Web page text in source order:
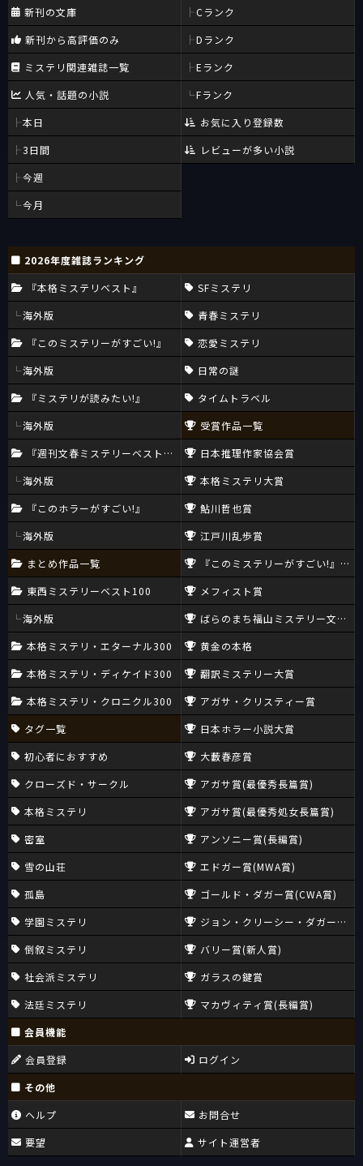
新刊の文庫
新刊から高評価のみ
ミステリ関連雑誌一覧
人気・話題の小説
本日
3日間
今週
今月
Cランク
Dランク
Eランク
Fランク
お気に入り登録数
レビューが多い小説
2026年度雑誌ランキング
『本格ミステリベスト』
海外版
『このミステリーがすごい!』
海外版
『ミステリが読みたい!』
海外版
『週刊文春ミステリーベスト10』
海外版
『このホラーがすごい!』
海外版
まとめ作品一覧
東西ミステリーベスト100
海外版
本格ミステリ・エターナル300
本格ミステリ・ディケイド300
本格ミステリ・クロニクル300
タグ一覧
初心者におすすめ
クローズド・サークル
本格ミステリ
密室
雪の山荘
孤島
学園ミステリ
倒叙ミステリ
社会派ミステリ
法廷ミステリ
SFミステリ
青春ミステリ
恋愛ミステリ
日常の謎
タイムトラベル
受賞作品一覧
日本推理作家協会賞
本格ミステリ大賞
鮎川哲也賞
江戸川乱歩賞
『このミステリーがすごい!』大賞
メフィスト賞
ばらのまち福山ミステリー文学新
黄金の本格
翻訳ミステリー大賞
アガサ・クリスティー賞
日本ホラー小説大賞
大藪春彦賞
アガサ賞(最優秀長篇賞)
アガサ賞(最優秀処女長篇賞)
アンソニー賞(長編賞)
エドガー賞(MWA賞)
ゴールド・ダガー賞(CWA賞)
ジョン・クリーシー・ダガー賞
バリー賞(新人賞)
ガラスの鍵賞
マカヴィティ賞(長編賞)
会員機能
会員登録
ログイン
その他
ヘルプ
要望
お問合せ
サイト運営者